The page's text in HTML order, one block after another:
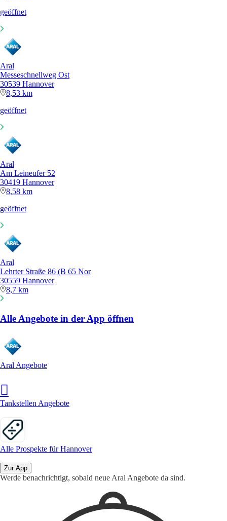
geöffnet
Aral
Messeschnellweg Ost
30539 Hannover
8,53 km
geöffnet
Aral
Am Leineufer 52
30419 Hannover
8,58 km
geöffnet
Aral
Lehrter Straße 86 (B 65 Nor
30559 Hannover
8,7 km
Alle Angebote in der App öffnen
Aral Angebote
Tankstellen Angebote
Alle Prospekte für Hannover
Zur App
Werde benachrichtigt, sobald neue Aral Angebote da sind.